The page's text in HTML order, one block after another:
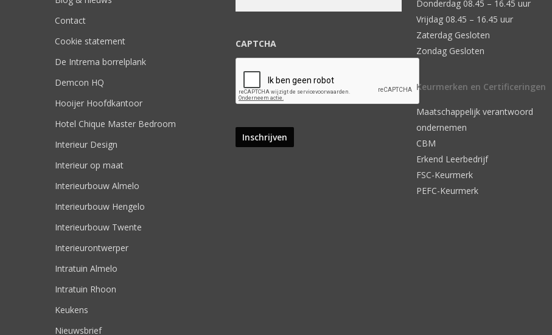
Contact
Cookie statement
De Intrema borrelplank
Demcon HQ
Hooijer Hoofdkantoor
Hotel Chique Master Bedroom
Interieur Design
Interieur op maat
Interieurbouw Almelo
Interieurbouw Hengelo
Interieurbouw Twente
Interieurontwerper
Intratuin Almelo
Intratuin Rhoon
Keukens
Nieuwsbrief
CAPTCHA
Donderdag 08.45 – 16.45 uur
Vrijdag 08.45 – 16.45 uur
Zaterdag Gesloten
Zondag Gesloten
Keurmerken en Certificeringen
Maatschappelijk verantwoord
ondernemen
CBM
Erkend Leerbedrijf
FSC-Keurmerk
PEFC-Keurmerk